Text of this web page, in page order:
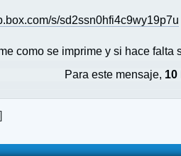
s/sd2ssn0hfi4c9wy19p7u
como se imprime y si hace falta
Para este mensaje, 10
]